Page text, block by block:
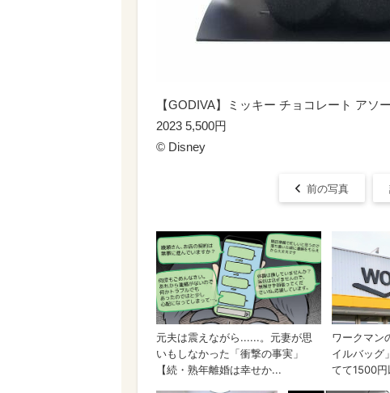
【GODIVA】ミッキー チョコレート ア
2023 5,500円
© ︎Disney
前の写真